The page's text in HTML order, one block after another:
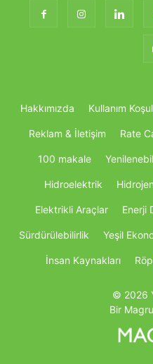
Hakkımızda Kullanım
Reklam & İletişim Rate
100 makale
Hidroelektrik Hidrojen
Elektrikli Araçlar Enerji
Sürdürülebilirlik Yeşil
İnsan Kaynakları
© 2026
Bir